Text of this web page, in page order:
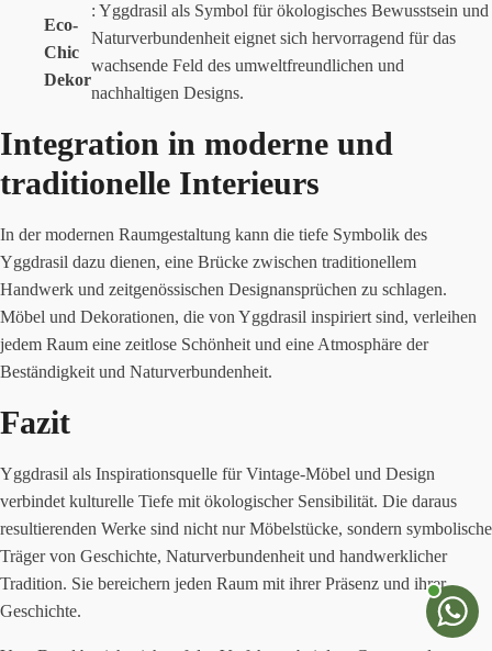
Eco-
Chic
Dekor
: Yggdrasil als Symbol für ökologisches Bewusstsein und
Naturverbundenheit eignet sich hervorragend für das
wachsende Feld des umweltfreundlichen und
nachhaltigen Designs.
Integration in moderne und
traditionelle Interieurs
In der modernen Raumgestaltung kann die tiefe Symbolik des
Yggdrasil dazu dienen, eine Brücke zwischen traditionellem
Handwerk und zeitgenössischen Designansprüchen zu schlagen.
Möbel und Dekorationen, die von Yggdrasil inspiriert sind, verleihen
jedem Raum eine zeitlose Schönheit und eine Atmosphäre der
Beständigkeit und Naturverbundenheit.
Fazit
Yggdrasil als Inspirationsquelle für Vintage-Möbel und Design
verbindet kulturelle Tiefe mit ökologischer Sensibilität. Die daraus
resultierenden Werke sind nicht nur Möbelstücke, sondern symbolische
Träger von Geschichte, Naturverbundenheit und handwerklicher
Tradition. Sie bereichern jeden Raum mit ihrer Präsenz und ihrer
Geschichte.